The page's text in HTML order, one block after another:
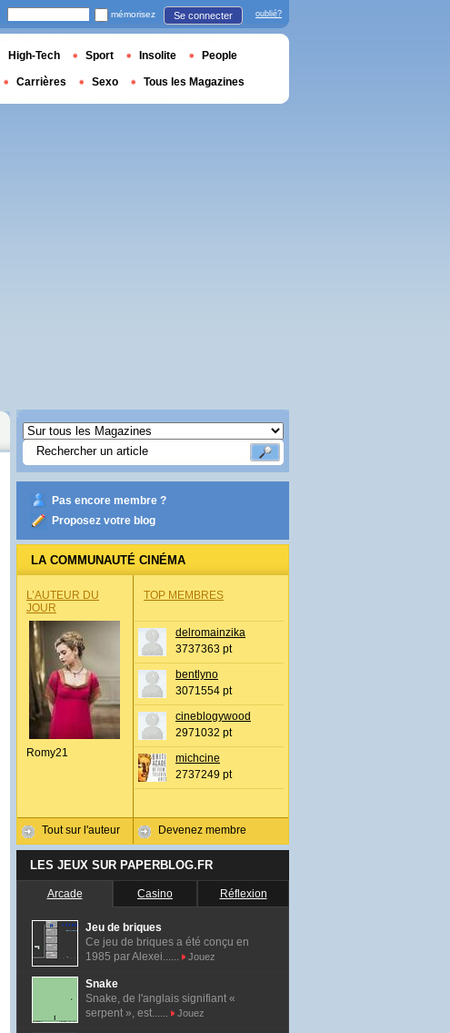
Pas encore membre ?
Proposez votre blog
LA COMMUNAUTÉ CINÉMA
L’AUTEUR DU
JOUR
Romy21
Tout sur l'auteur
TOP MEMBRES
delromainzika
3737363 pt
bentlyno
3071554 pt
cineblogywood
2971032 pt
michcine
2737249 pt
Devenez membre
LES JEUX SUR PAPERBLOG.FR
Arcade Casino Réflexion
Jeu de briques
Ce jeu de briques a été conçu en
1985 par Alexei......
Jouez
Snake
Snake, de l'anglais signifiant «
serpent », est......
Jouez
mémorisez Se connecter oublié?
High-Tech Sport Insolite People
Carrières Sexo Tous les Magazines